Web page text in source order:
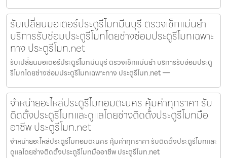
รับเปลี่ยนมอเตอร์ประตูรีโมทมีนบุรี ตรวจเช็กแม่นยำ
บริการรับซ่อมประตูรีโมทโดยช่างซ่อมประตูรีโมทเฉพาะ
ทาง ประตูรีโมท.net
รับเปลี่ยนมอเตอร์ประตูรีโมทมีนบุรี ตรวจเช็กแม่นยำ บริการรับซ่อมประตู
รีโมทโดยช่างซ่อมประตูรีโมทเฉพาะทาง ประตูรีโมท.net —
จำหน่ายอะไหล่ประตูรีโมทอมตะนคร คุ้มค่าทุกราคา รับ
ติดตั้งประตูรีโมทและดูแลโดยช่างติดตั้งประตูรีโมทมือ
อาชีพ ประตูรีโมท.net
จำหน่ายอะไหล่ประตูรีโมทอมตะนคร คุ้มค่าทุกราคา รับติดตั้งประตูรีโมทและ
ดูแลโดยช่างติดตั้งประตูรีโมทมืออาชีพ ประตูรีโมท.net